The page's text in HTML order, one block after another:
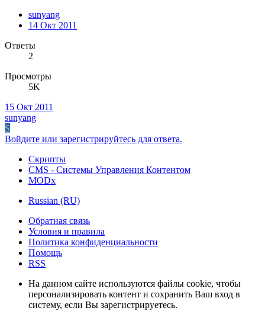
sunyang
14 Окт 2011
Ответы
2
Просмотры
5K
15 Окт 2011
sunyang
S
Войдите или зарегистрируйтесь для ответа.
Скрипты
CMS - Системы Управления Контентом
MODx
Russian (RU)
Обратная связь
Условия и правила
Политика конфиденциальности
Помощь
RSS
На данном сайте используются файлы cookie, чтобы
персонализировать контент и сохранить Ваш вход в
систему, если Вы зарегистрируетесь.